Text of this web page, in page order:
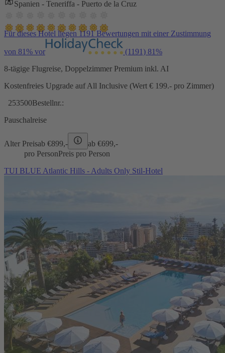
Spanien - Teneriffa - Puerto de la Cruz
Für dieses Hotel liegen 1191 Bewertungen mit einer Zustimmung
von 81% vor (1191) 81%
8-tägige Flugreise, Doppelzimmer Premium inkl. AI
Kostenfreies Upgrade auf All Inclusive (Wert € 199.- pro Zimmer)
253500Bestellnr.:
Pauschalreise
Alter Preisab €899,- ab €699,-
pro PersonPreis pro Person
TUI BLUE Atlantic Hills - Adults Only Stil-Hotel